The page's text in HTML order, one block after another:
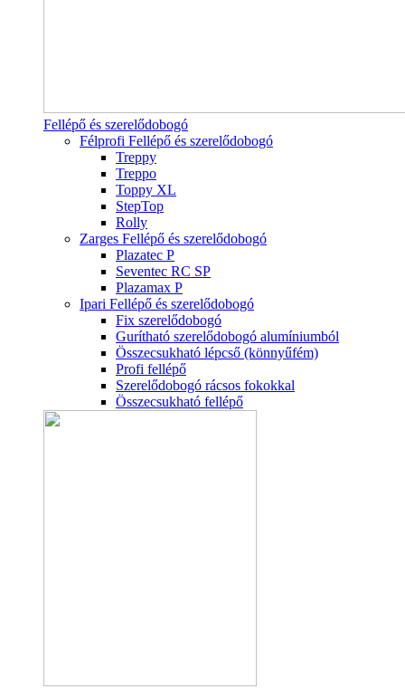
Fellépő és szerelődobogó
Félprofi Fellépő és szerelődobogó
Treppy
Treppo
Toppy XL
StepTop
Rolly
Zarges Fellépő és szerelődobogó
Plazatec P
Seventec RC SP
Plazamax P
Ipari Fellépő és szerelődobogó
Fix szerelődobogó
Gurítható szerelődobogó alumíniumból
Összecsukható lépcső (könnyűfém)
Profi fellépő
Szerelődobogó rácsos fokokkal
Összecsukható fellépő